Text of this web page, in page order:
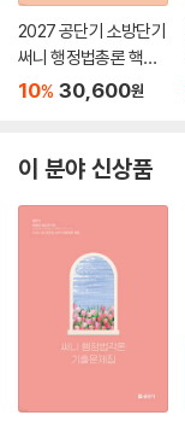
2027 공단기 소방단기
써니 행정법총론 핵심
집약
10% 30,600원
이 분야 신상품